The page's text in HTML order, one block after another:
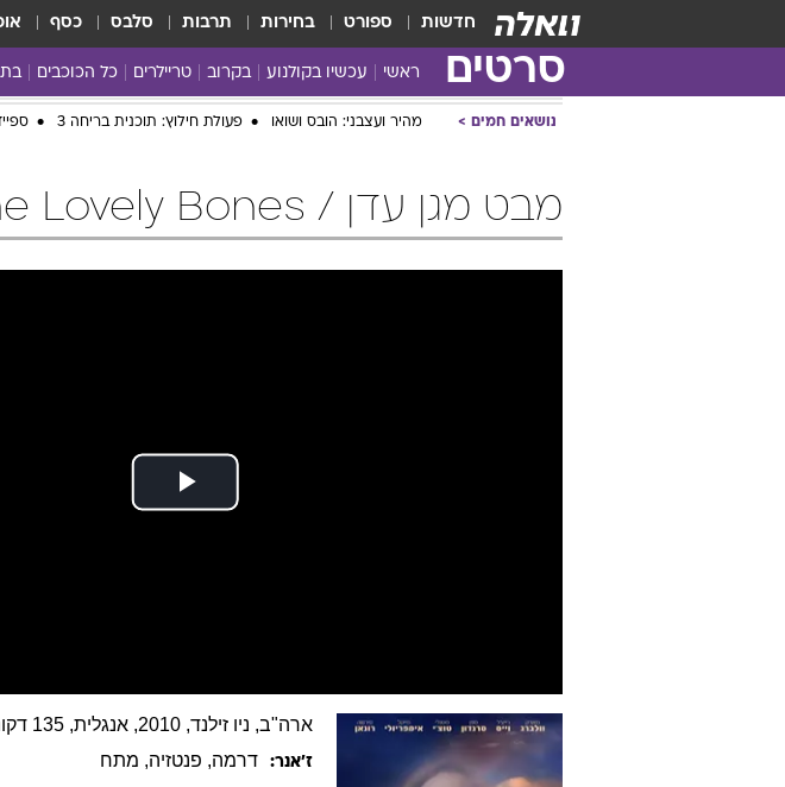
חדשות ספורט בחירות תרבות סלבס כסף
סרטים ראשי עכשיו בקולנוע בקרוב טריילרים כל הכוכבים
נושאים חמים מהיר ועצבני: הובס ושואו פעולת חילוץ: תוכנית בריחה 3
מבט מגן עדן / The Lovely Bones
ארה"ב, ניו זילנד, 2010, אנגלית, 135 דקות
ז׳אנר: דרמה, פנטזיה, מתח